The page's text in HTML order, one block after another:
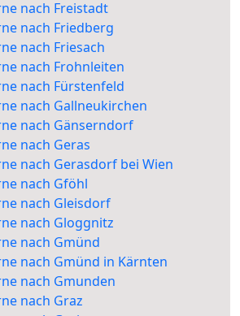
nach Freistadt
nach Friedberg
nach Friesach
nach Frohnleiten
nach Fürstenfeld
nach Gallneukirchen
nach Gänserndorf
nach Geras
nach Gerasdorf bei Wien
nach Gföhl
nach Gleisdorf
nach Gloggnitz
nach Gmünd
nach Gmünd in Kärnten
nach Gmunden
nach Graz